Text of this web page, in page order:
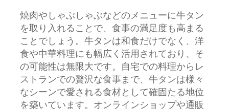
焼肉やしゃぶしゃぶなどのメニューに牛タン
を取り入れることで、食事の満足度も高まる
ことでしょう。牛タンは和食だけでなく、洋
食や中華料理にも幅広く活用されており、そ
の可能性は無限大です。自宅での料理からレ
ストランでの贅沢な食事まで、牛タンは様々
なシーンで愛される食材として確固たる地位
を築いています。オンラインショップや通販